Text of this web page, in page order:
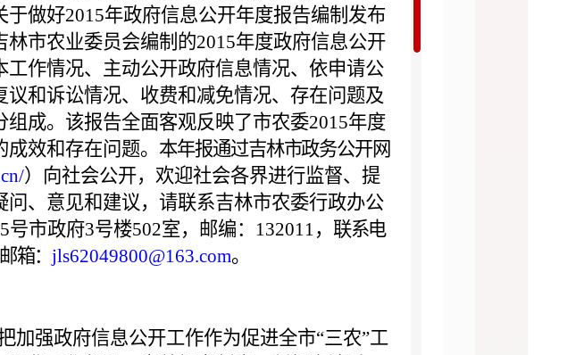
于做好2015年政府信息公开年度报告编制发布
林市农业委员会编制的2015年度政府信息公开
工作情况、主动公开政府信息情况、依申请公
议和诉讼情况、收费和减免情况、存在问题及
组成。该报告全面客观反映了市农委2015年度
效和存在问题。 本年报通过吉林市政务公开网
）向社会公开，欢迎社会各界进行监督、提
问、意见和建议，请联系吉林市农委行政办公
号市政府3号楼502室，邮编： 132011， 联系电
箱：jls62049800@163.com。
加强政府信息公开工作作为促进全市“三农”工